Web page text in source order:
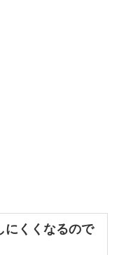
にくくなるので